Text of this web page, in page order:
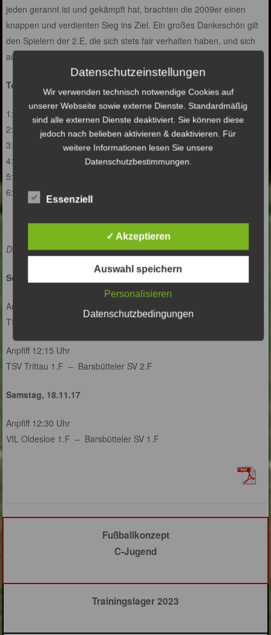
jeden gerannt ist und gekämpft hat, brachten die 2009er einen
knappen und verdienten Sieg ins Ziel. Ein großes Dankeschön gilt
den Spielern der 2.E, die sich stets fair verhalten haben, und sich
auch in der Niederlage sportlich präsentierten.
Tore:
1:0 Lian
2:0 Moritz
3:0 Lian
4:0 Jesse
5:0 Ole
6:2 Alexej
Die nächsten Freundschaftsspiele:
Sonntag 12.11.17
Anpfiff 11:15 Uhr
TSV Trittau 3.E – Barsbütteler SV 1.F
Anpfiff 12:15 Uhr
TSV Trittau 1.F – Barsbütteler SV 2.F
Samstag, 18.11.17
Anpfiff 12:30 Uhr
VfL Oldesloe 1.F – Barsbütteler SV 1.F
Fußballkonzept
C-Jugend
Trainingslager 2023
Datenschutzeinstellungen
Wir verwenden technisch notwendige Cookies auf
unserer Webseite sowie externe Dienste. Standardmäßig
sind alle externen Dienste deaktiviert. Sie können diese
jedoch nach belieben aktivieren & deaktivieren. Für
weitere Informationen lesen Sie unsere
Datenschutzbestimmungen.
Essenziell
✓ Akzeptieren
Auswahl speichern
Personalisieren
Datenschutzbedingungen